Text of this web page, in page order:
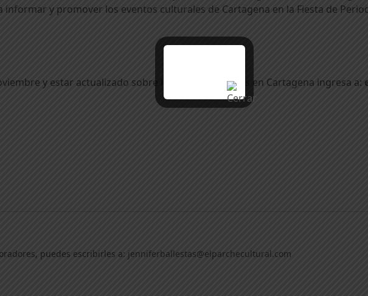
y promover los eventos culturales de Cartagena en la Fiesta de
y estar actualizado sobre los últimos eventos en Cartagena ingresa a:
puedes escribirles a: jenniferballestas@elparchecultural.com